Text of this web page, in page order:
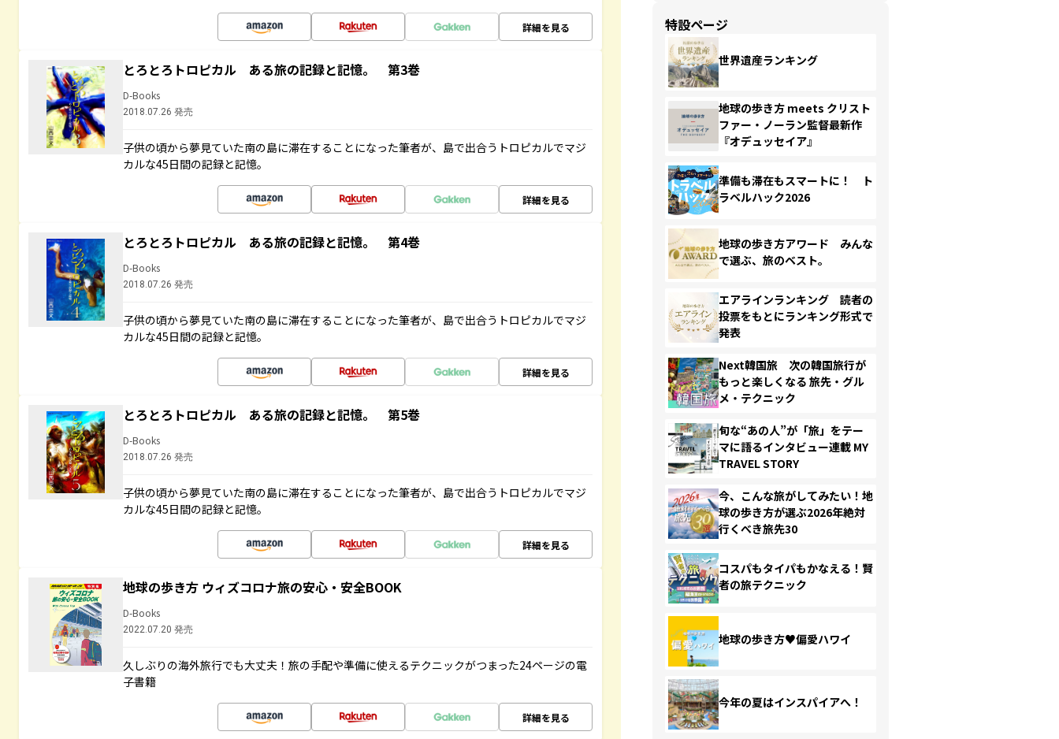
詳細を見る
とろとろトロピカル ある旅の記録と記憶。 第3巻
D-Books
2018.07.26 発売
子供の頃から夢見ていた南の島に滞在することになった筆者が、島で出合うトロピカルでマジ
カルな45日間の記録と記憶。
詳細を見る
とろとろトロピカル ある旅の記録と記憶。 第4巻
D-Books
2018.07.26 発売
子供の頃から夢見ていた南の島に滞在することになった筆者が、島で出合うトロピカルでマジ
カルな45日間の記録と記憶。
詳細を見る
とろとろトロピカル ある旅の記録と記憶。 第5巻
D-Books
2018.07.26 発売
子供の頃から夢見ていた南の島に滞在することになった筆者が、島で出合うトロピカルでマジ
カルな45日間の記録と記憶。
詳細を見る
地球の歩き方 ウィズコロナ旅の安心・安全BOOK
D-Books
2022.07.20 発売
久しぶりの海外旅行でも大丈夫！旅の手配や準備に使えるテクニックがつまった24ページの電
子書籍
詳細を見る
特設ページ
世界遺産ランキング
地球の歩き方 meets クリスト
ファー・ノーラン監督最新作
『オデュッセイア』
準備も滞在もスマートに！ ト
ラベルハック2026
地球の歩き方アワード みんな
で選ぶ、旅のベスト。
エアラインランキング 読者の
投票をもとにランキング形式で
発表
Next韓国旅 次の韓国旅行が
もっと楽しくなる 旅先・グル
メ・テクニック
旬な“あの人”が「旅」をテー
マに語るインタビュー連載 MY
TRAVEL STORY
今、こんな旅がしてみたい！地
球の歩き方が選ぶ2026年絶対
行くべき旅先30
コスパもタイパもかなえる！賢
者の旅テクニック
地球の歩き方♥偏愛ハワイ
今年の夏はインスパイアへ！